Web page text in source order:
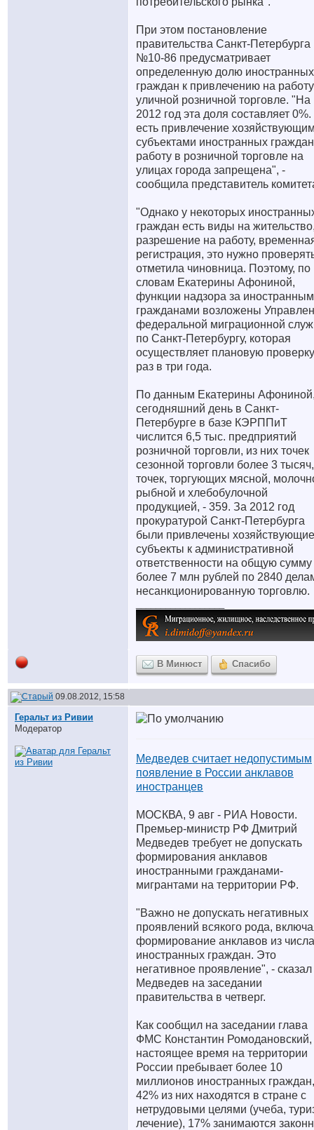
При этом постановление
правительства Санкт-Петербурга
№10-86 предусматривает
определенную долю иностранных
граждан к привлечению на
уличной розничной торговле. "На
2012 год эта доля составляет 0%.
есть привлечение
субъектами иностранных
работу в розничной торговле на
улицах города запрещена", -
сообщила представитель
"Однако у некоторых
граждан есть виды на
разрешение на работу,
регистрация, это нужно
отметила чиновница. Поэтому, по
словам Екатерины Афониной,
функции надзора за
гражданами возложены
федеральной миграционной
по Санкт-Петербургу, которая
осуществляет плановую проверку
раз в три года.
По данным Екатерины
сегодняшний день в Санкт-
Петербурге в базе КЭРППиТ
числится 6,5 тыс. предприятий
розничной торговли, из них точек
сезонной торговли более 3
точек, торгующих мясной,
рыбной и хлебобулочной
продукцией, - 359. За 2012 год
прокуратурой Санкт-Петербурга
были привлечены хозяйствующие
субъекты к административной
ответственности на общую сумму
более 7 млн рублей по 2840
несанкционированную торговлю.
В Минюст Спасибо
09.08.2012, 15:58
Геральт из Ривии
Модератор
Медведев считает недопустимым
появление в России анклавов
иностранцев
МОСКВА, 9 авг - РИА Новости.
Премьер-министр РФ Дмитрий
Медведев требует не допускать
формирования анклавов
иностранными гражданами-
мигрантами на территории РФ.
"Важно не допускать негативных
проявлений всякого рода,
формирование анклавов из числа
иностранных граждан. Это
негативное проявление", - сказал
Медведев на заседании
правительства в четверг.
Как сообщил на заседании глава
ФМС Константин Ромодановский,
настоящее время на территории
России пребывает более 10
миллионов иностранных граждан,
42% из них находятся в стране с
нетрудовыми целями (учеба,
лечение), 17% занимаются